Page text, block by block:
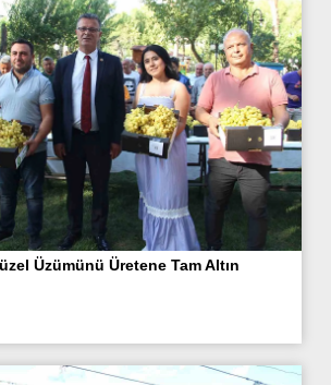
Üzümünü Üretene Tam Altın